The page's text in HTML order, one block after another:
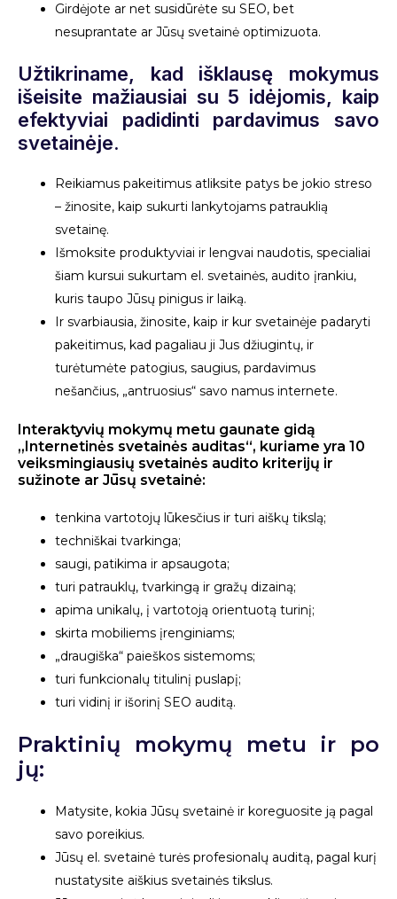
Girdėjote ar net susidūrėte su SEO, bet
nesuprantate ar Jūsų svetainė optimizuota.
Užtikriname, kad išklausę mokymus
išeisite mažiausiai su 5 idėjomis, kaip
efektyviai padidinti pardavimus savo
svetainėje.
Reikiamus pakeitimus atliksite patys be jokio streso
– žinosite, kaip sukurti lankytojams patrauklią
svetainę.
Išmoksite produktyviai ir lengvai naudotis, specialiai
šiam kursui sukurtam el. svetainės, audito įrankiu,
kuris taupo Jūsų pinigus ir laiką.
Ir svarbiausia, žinosite, kaip ir kur svetainėje padaryti
pakeitimus, kad pagaliau ji Jus džiugintų, ir
turėtumėte patogius, saugius, pardavimus
nešančius, „antruosius“ savo namus internete.
Interaktyvių mokymų metu gaunate gidą
„Internetinės svetainės auditas“, kuriame yra 10
veiksmingiausių svetainės audito kriterijų ir
sužinote ar Jūsų svetainė:
tenkina vartotojų lūkesčius ir turi aiškų tikslą;
techniškai tvarkinga;
saugi, patikima ir apsaugota;
turi patrauklų, tvarkingą ir gražų dizainą;
apima unikalų, į vartotoją orientuotą turinį;
skirta mobiliems įrenginiams;
„draugiška“ paieškos sistemoms;
turi funkcionalų titulinį puslapį;
turi vidinį ir išorinį SEO auditą.
Praktinių mokymų metu ir po
jų:
Matysite, kokia Jūsų svetainė ir koreguosite ją pagal
savo poreikius.
Jūsų el. svetainė turės profesionalų auditą, pagal kurį
nustatysite aiškius svetainės tikslus.